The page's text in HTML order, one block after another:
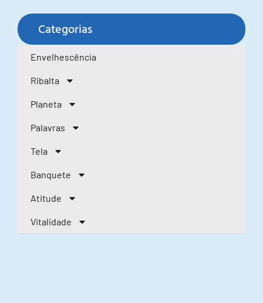
Categorias
Envelhescência
Ribalta
Planeta
Palavras
Tela
Banquete
Atitude
Vitalidade